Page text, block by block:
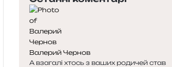
Валерий Чернов
А взагалі хтось з ваших родичей став